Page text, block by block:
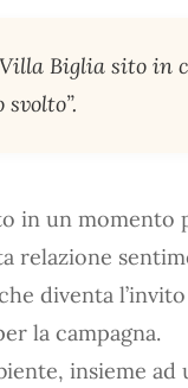
Biglia sito in
in un momento
relazione
diventa
la campagna.
insieme